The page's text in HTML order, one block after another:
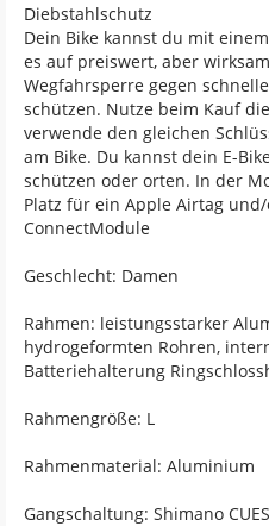
Diebstahlschutz
Dein Bike kannst du mit
es auf preiswert, aber
Wegfahrsperre gegen
schützen. Nutze beim Kauf
verwende den gleichen
am Bike. Du kannst dein E-
schützen oder orten. In der
Platz für ein Apple Airtag
ConnectModule
Geschlecht: Damen
Rahmen: leistungsstarker
hydrogeformten Rohren,
Batteriehalterung
Rahmengröße: L
Rahmenmaterial: Aluminium
Gangschaltung: Shimano